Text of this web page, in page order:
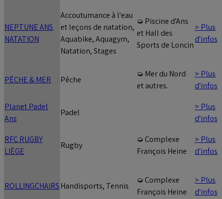
NEPTUNE ANS
NATATION
Accoutumance à l'eau
et leçons de natation,
Aquabike, Aquagym,
Natation, Stages
➭ Piscine d'Ans
et Hall des
Sports de Loncin
> Plus
d'infos
PÊCHE & MER Pêche
➭ Mer du Nord
et autres.
> Plus
d'infos
Planet Padel
Ans
Padel
> Plus
d'infos
RFC RUGBY
LIÈGE
Rugby
➭ Complexe
François Heine
> Plus
d'infos
ROLLINGCHAIRSHandisports, Tennis
➭ Complexe
François Heine
> Plus
d'infos